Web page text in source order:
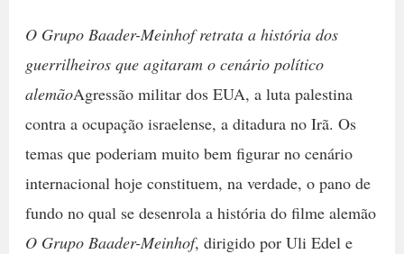
O Grupo Baader-Meinhof retrata a história dos
guerrilheiros que agitaram o cenário político
alemãoAgressão militar dos EUA, a luta palestina
contra a ocupação israelense, a ditadura no Irã. Os
temas que poderiam muito bem figurar no cenário
internacional hoje constituem, na verdade, o pano de
fundo no qual se desenrola a história do filme alemão
O Grupo Baader-Meinhof, dirigido por Uli Edel e